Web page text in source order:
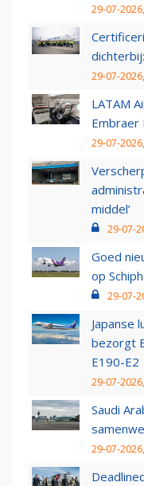
29-07-
29-07-
LATAM
Embraer
29-07-
middel’
29-07-
Goed
op
29-07-
Japanse
bezorgt
E190-E2
29-07-
Saudi
29-07-